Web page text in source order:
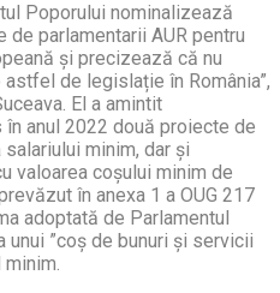
Poporului nominalizează
parlamentarii AUR pentru
și precizează că nu
de legislație în România”,
El a amintit
în anul 2022 două proiecte de
minim, dar și
valoarea coșului minim de
în anexa 1 a OUG 217
adoptată de Parlamentul
unui ”coș de bunuri și servicii
minim.